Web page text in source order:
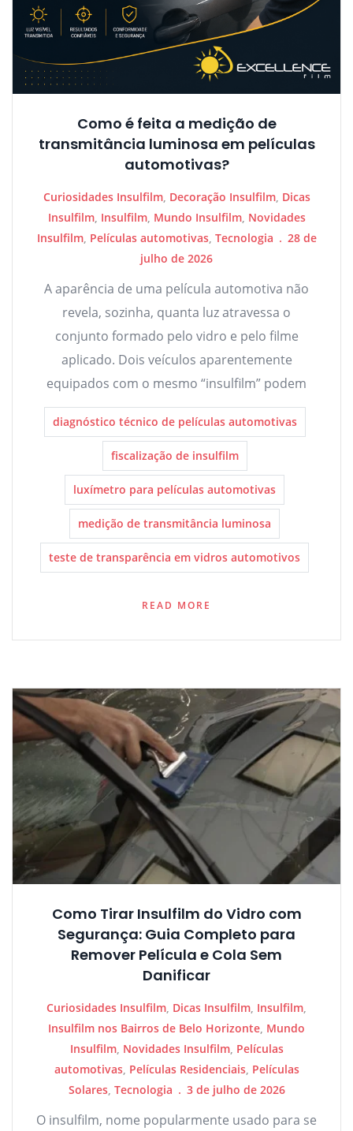
Como é feita a medição de
transmitância luminosa em películas
automotivas?
Curiosidades Insulfilm, Decoração Insulfilm, Dicas
Insulfilm, Insulfilm, Mundo Insulfilm, Novidades
Insulfilm, Películas automotivas, Tecnologia
28 de
julho de 2026
A aparência de uma película automotiva não
revela, sozinha, quanta luz atravessa o
conjunto formado pelo vidro e pelo filme
aplicado. Dois veículos aparentemente
equipados com o mesmo “insulfilm” podem
diagnóstico técnico de películas automotivas
fiscalização de insulfilm
luxímetro para películas automotivas
medição de transmitância luminosa
teste de transparência em vidros automotivos
READ MORE
Como Tirar Insulfilm do Vidro com
Segurança: Guia Completo para
Remover Película e Cola Sem
Danificar
Curiosidades Insulfilm Dicas Insulfilm Insulfilm
Insulfilm nos Bairros de Belo Horizonte Mundo
Insulfilm, Novidades Insulfilm, Películas
automotivas, Películas Residenciais, Películas
Solares, Tecnologia 3 de julho de 2026
O insulfilm, nome popularmente usado para se